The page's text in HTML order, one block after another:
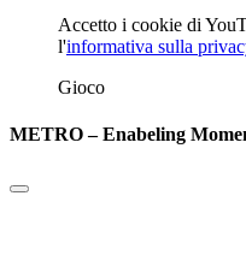
Accetto i cookie di
l'informativa sulla
Gioco
METRO – Enabeling